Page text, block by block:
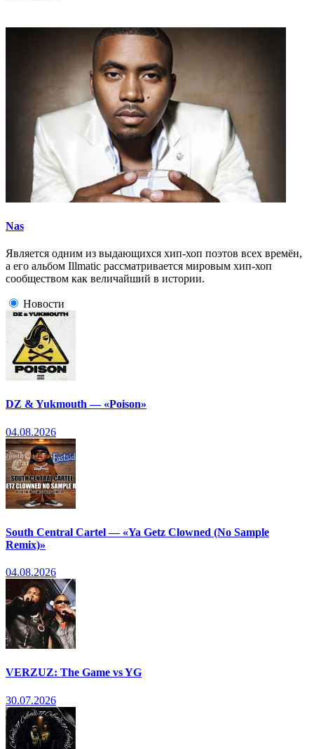
Nas
Является одним из выдающихся хип-хоп поэтов всех времён,
а его альбом Illmatic рассматривается мировым хип-хоп
сообществом как величайший в истории.
Новости
DZ & Yukmouth — «Poison»
04.08.2026
South Central Cartel — «Ya Getz Clowned (No Sample
Remix)»
04.08.2026
VERZUZ: The Game vs YG
30.07.2026